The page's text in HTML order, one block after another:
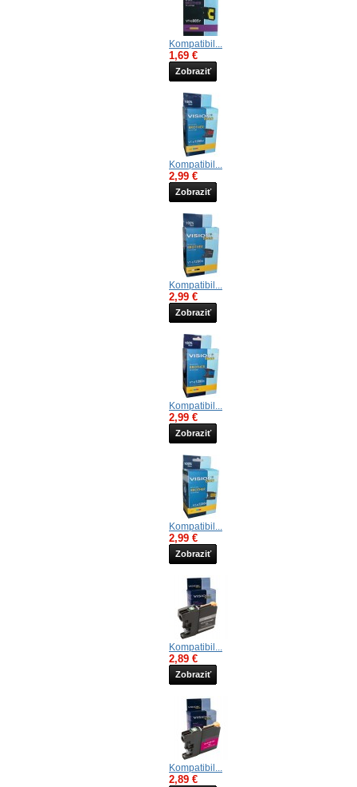
Kompatibil...
1,69 €
Zobraziť
Kompatibil...
2,99 €
Zobraziť
Kompatibil...
2,99 €
Zobraziť
Kompatibil...
2,99 €
Zobraziť
Kompatibil...
2,99 €
Zobraziť
Kompatibil...
2,89 €
Zobraziť
Kompatibil...
2,89 €